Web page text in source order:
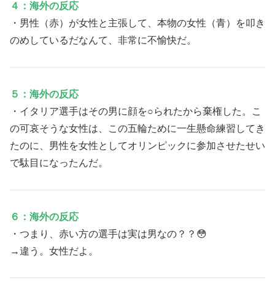
４：海外の反応
・男性（赤）が女性と主張して、本物の女性（青）を叩き
のめしているだなんて、非常に不愉快だ。
５：海外の反応
・イタリア選手はその男に顔を○られたから棄権した。こ
の可哀そうな女性は、この五輪ために一生懸命練習してき
たのに、男性を女性としてオリンピックに参加させたせい
で駄目になったんだ。
６：海外の反応
・つまり、赤い方の選手は実は男なの？？😳
→違う。女性だよ。